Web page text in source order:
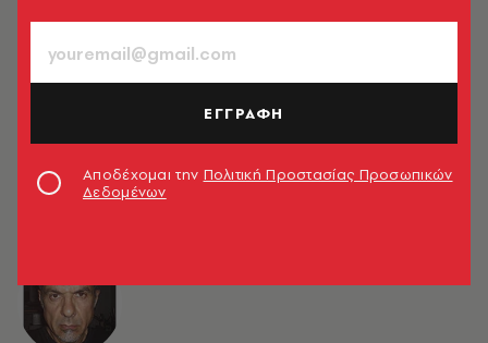
ΕΓΓΡΑΦΗ
Αποδέχομαι την Πολιτική Προστασίας Προσωπικών
Δεδομένων